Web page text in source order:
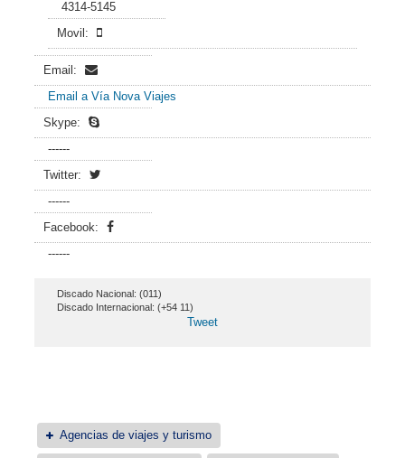
4314-5145
Movil:
Email:
Email a Vía Nova Viajes
Skype:
------
Twitter:
------
Facebook:
------
Discado Nacional: (011)
Discado Internacional: (+54 11)
Tweet
Agencias de viajes y turismo